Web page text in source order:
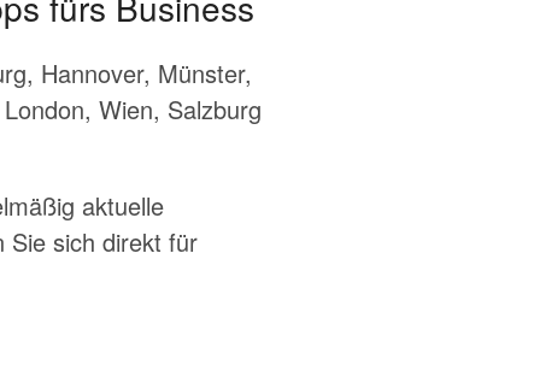
Hannover, Münster,
Wien, Salzburg
aktuelle
Sie sich direkt für